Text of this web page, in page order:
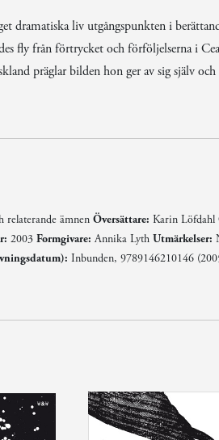
dramatiska liv utgångspunkten i
fly från förtrycket och förföljelserna i
präglar bilden hon ger av sig själv
relaterande ämnen Översättare: Karin Löfdahl
2003 Formgivare: Annika Lyth Utmärkelser:
Inbunden, 9789146210146